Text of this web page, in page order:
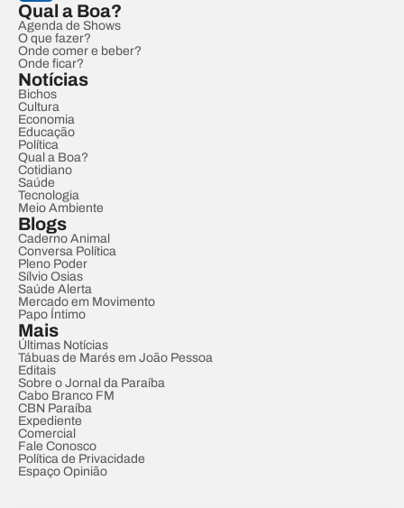
Qual a Boa?
Agenda de Shows
O que fazer?
Onde comer e beber?
Onde ficar?
Notícias
Bichos
Cultura
Economia
Educação
Política
Qual a Boa?
Cotidiano
Saúde
Tecnologia
Meio Ambiente
Blogs
Caderno Animal
Conversa Política
Pleno Poder
Sílvio Osias
Saúde Alerta
Mercado em Movimento
Papo Íntimo
Mais
Últimas Notícias
Tábuas de Marés em João Pessoa
Editais
Sobre o Jornal da Paraíba
Cabo Branco FM
CBN Paraíba
Expediente
Comercial
Fale Conosco
Política de Privacidade
Espaço Opinião